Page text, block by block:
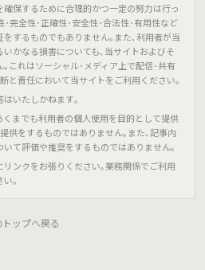
保するために合理的かつ一定の努力は行っ
･完全性･正確性･安全性･合法性･有用性など
するものでもありません｡また､利用者が当
かなる損害についても､当サイトおよびそ
これはソーシャル･メディア上で配信･共有
と責任において当サイトをご利用ください｡
いたしかねます｡
までも利用者の個人使用を目的として提供
供をするものではありません｡また､記事内
て評価や推奨をするものではありません｡
ンクをお張りください｡業務関係でご利用
い｡
トップへ戻る